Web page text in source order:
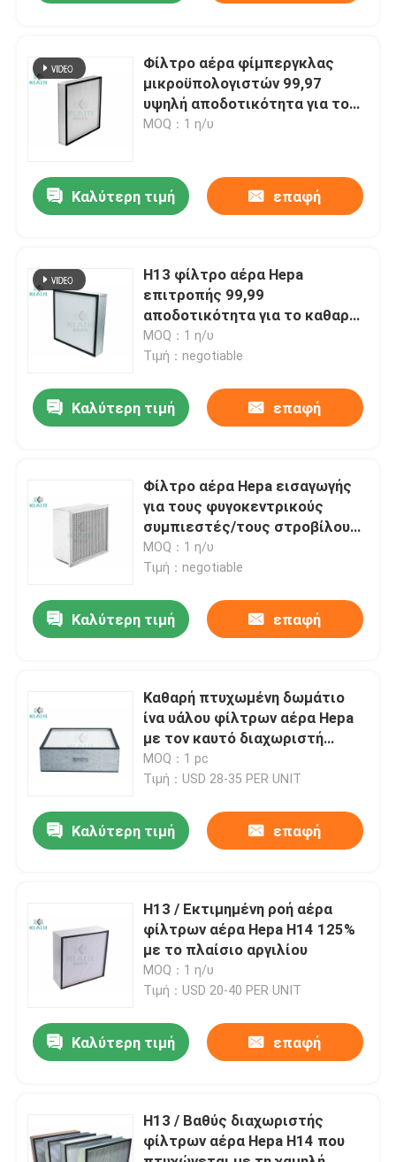
Προϊόντα
Περίπου εμείς
Γύρος εργοστασίων
Μας ελάτε σε επαφή με
Ζητήστε ένα απόσπασμα
φίλτρα αέρα τσαντών
φίλτρο αέρα hepa
Φίλτρο αέρα φίμπεργκλας
μικροϋπολογιστών 99,97
υψηλή αποδοτικότητα για το
ελασματικό γραφείο ροής
MOQ：1 η/υ
Καλύτερη τιμή επαφή
H13 φίλτρο αέρα Hepa
επιτροπής 99,99
αποδοτικότητα για το καθαρό
δωμάτιο Klair
MOQ：1 η/υ
Τιμή：negotiable
Καλύτερη τιμή επαφή
Φίλτρο αέρα Hepa εισαγωγής
για τους φυγοκεντρικούς
συμπιεστές/τους στροβίλους
αερίου/τις μηχανές
MOQ：1 η/υ
Τιμή：negotiable
Καλύτερη τιμή επαφή
Καθαρή πτυχωμένη δωμάτιο
ίνα υάλου φίλτρων αέρα Hepa
με τον καυτό διαχωριστή
χαντρών λειωμένων μετάλλων
MOQ：1 pc
Τιμή：USD 28-35 PER UNIT
Καλύτερη τιμή επαφή
H13 / Εκτιμημένη ροή αέρα
φίλτρων αέρα Hepa H14 125%
με το πλαίσιο αργιλίου
MOQ：1 η/υ
Τιμή：USD 20-40 PER UNIT
Καλύτερη τιμή επαφή
H13 / Βαθύς διαχωριστής
φίλτρων αέρα Hepa H14 που